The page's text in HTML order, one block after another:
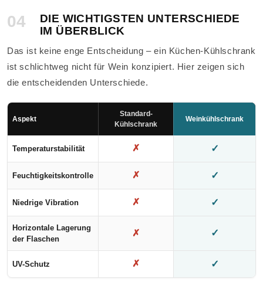
04
DIE WICHTIGSTEN UNTERSCHIEDE
IM ÜBERBLICK
Das ist keine enge Entscheidung – ein Küchen-Kühlschrank
ist schlichtweg nicht für Wein konzipiert. Hier zeigen sich
die entscheidenden Unterschiede.
Aspekt
Standard-
Kühlschrank
Weinkühlschrank
Temperaturstabilität ✗ ✓
Feuchtigkeitskontrolle ✗ ✓
Niedrige Vibration ✗ ✓
Horizontale Lagerung
der Flaschen
✗ ✓
UV-Schutz ✗ ✓